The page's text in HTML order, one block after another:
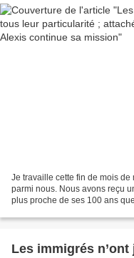
Je travaille cette fin de mois de
parmi nous. Nous avons reçu
plus proche de ses 100 ans
Les immigrés